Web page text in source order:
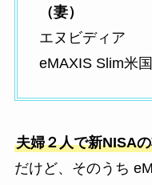
（妻）
エヌビディア
eMAXIS Slim米
夫婦２人で新NISA
だけど、そのうち